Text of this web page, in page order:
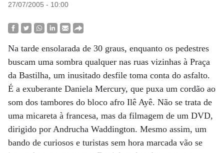
27/07/2005 - 10:00
Na tarde ensolarada de 30 graus, enquanto os pedestres
buscam uma sombra qualquer nas ruas vizinhas à Praça
da Bastilha, um inusitado desfile toma conta do asfalto.
É a exuberante Daniela Mercury, que puxa um cordão ao
som dos tambores do bloco afro Ilê Ayê. Não se trata de
uma micareta à francesa, mas da filmagem de um DVD,
dirigido por Andrucha Waddington. Mesmo assim, um
bando de curiosos e turistas sem hora marcada vão se